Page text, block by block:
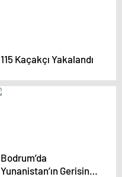
115 Kaçakçı Yakalandı
Bodrum’da
Yunanistan’ın Gerisine